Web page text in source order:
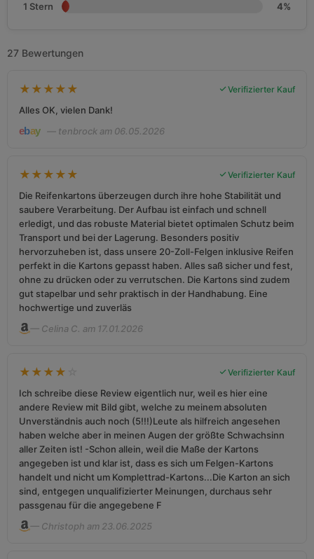
1 Stern
4%
27 Bewertungen
★ ★ ★ ★ ★ Verifizierter Kauf
Alles OK, vielen Dank!
— tenbrock am 06.05.2026
★ ★ ★ ★ ★ Verifizierter Kauf
Die Reifenkartons überzeugen durch ihre hohe Stabilität und
saubere Verarbeitung. Der Aufbau ist einfach und schnell
erledigt, und das robuste Material bietet optimalen Schutz beim
Transport und bei der Lagerung. Besonders positiv
hervorzuheben ist, dass unsere 20-Zoll-Felgen inklusive Reifen
perfekt in die Kartons gepasst haben. Alles saß sicher und fest,
ohne zu drücken oder zu verrutschen. Die Kartons sind zudem
gut stapelbar und sehr praktisch in der Handhabung. Eine
hochwertige und zuverläs
— Celina C. am 17.01.2026
★ ★ ★ ★ Verifizierter Kauf
Ich schreibe diese Review eigentlich nur, weil es hier eine
andere Review mit Bild gibt, welche zu meinem absoluten
Unverständnis auch noch (5!!!)Leute als hilfreich angesehen
haben welche aber in meinen Augen der größte Schwachsinn
aller Zeiten ist! -Schon allein, weil die Maße der Kartons
angegeben ist und klar ist, dass es sich um Felgen-Kartons
handelt und nicht um Komplettrad-Kartons...Die Karton an sich
sind, entgegen unqualifizierter Meinungen, durchaus sehr
passgenau für die angegebene F
— Christoph am 23.06.2025